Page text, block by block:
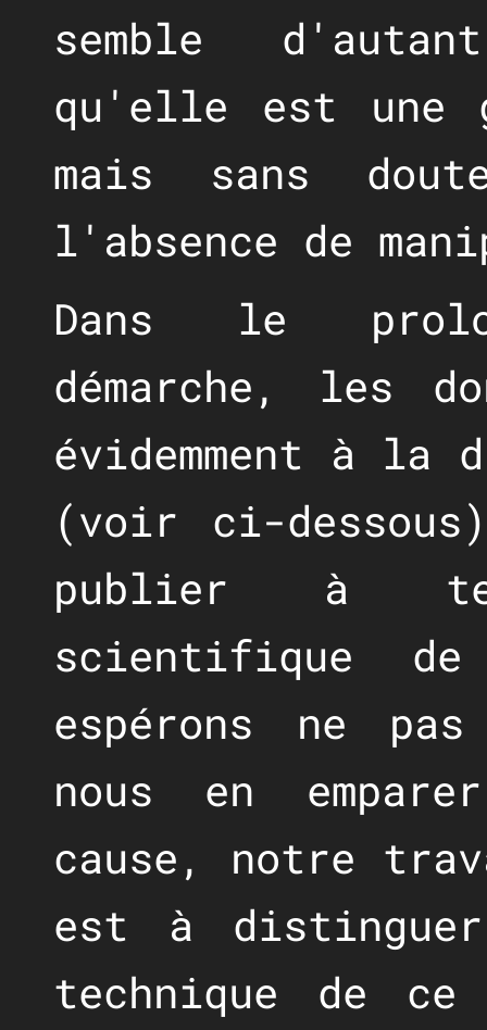
semble
qu'elle est une
mais sans
l'absence de
Dans le
démarche, les
évidemment à la
(voir ci-
publier à
scientifique de
espérons ne
nous en
cause, notre
est à
technique de